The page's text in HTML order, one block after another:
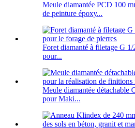
Meule diamantée PCD 100
de peinture époxy...
Foret diamanté à filetage G
pour...
Meule diamantée détachable
pour Maki...